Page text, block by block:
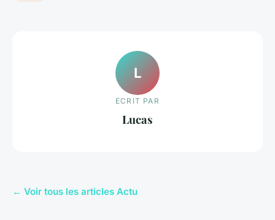
L
ECRIT PAR
Lucas
← Voir tous les articles Actu